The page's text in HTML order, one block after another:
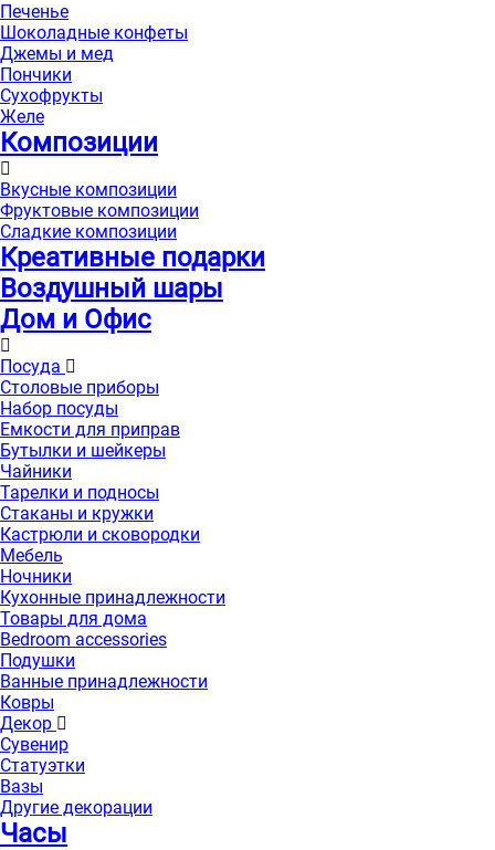
Печенье
Шоколадные конфеты
Джемы и мед
Пончики
Сухофрукты
Желе
Композиции
Вкусные композиции
Фруктовые композиции
Сладкие композиции
Креативные подарки
Воздушный шары
Дом и Офис
Посуда
Столовые приборы
Набор посуды
Емкости для приправ
Бутылки и шейкеры
Чайники
Тарелки и подносы
Стаканы и кружки
Кастрюли и сковородки
Мебель
Ночники
Кухонные принадлежности
Товары для дома
Bedroom accessories
Подушки
Ванные принадлежности
Ковры
Декор
Сувенир
Статуэтки
Вазы
Другие декорации
Часы